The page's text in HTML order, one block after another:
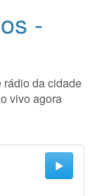
-
rádio da cidade
vivo agora